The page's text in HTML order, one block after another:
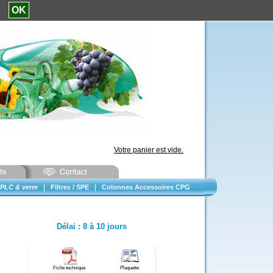
Votre panier est vide.
& verre Filtres / SPE Colonnes Accessoires CPG
Délai : 8 à 10 jours
Fiche technique Plaquette
OK